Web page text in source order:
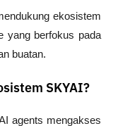
ekosistem
yang berfokus pada
buatan.
SKYAI?
agents mengakses